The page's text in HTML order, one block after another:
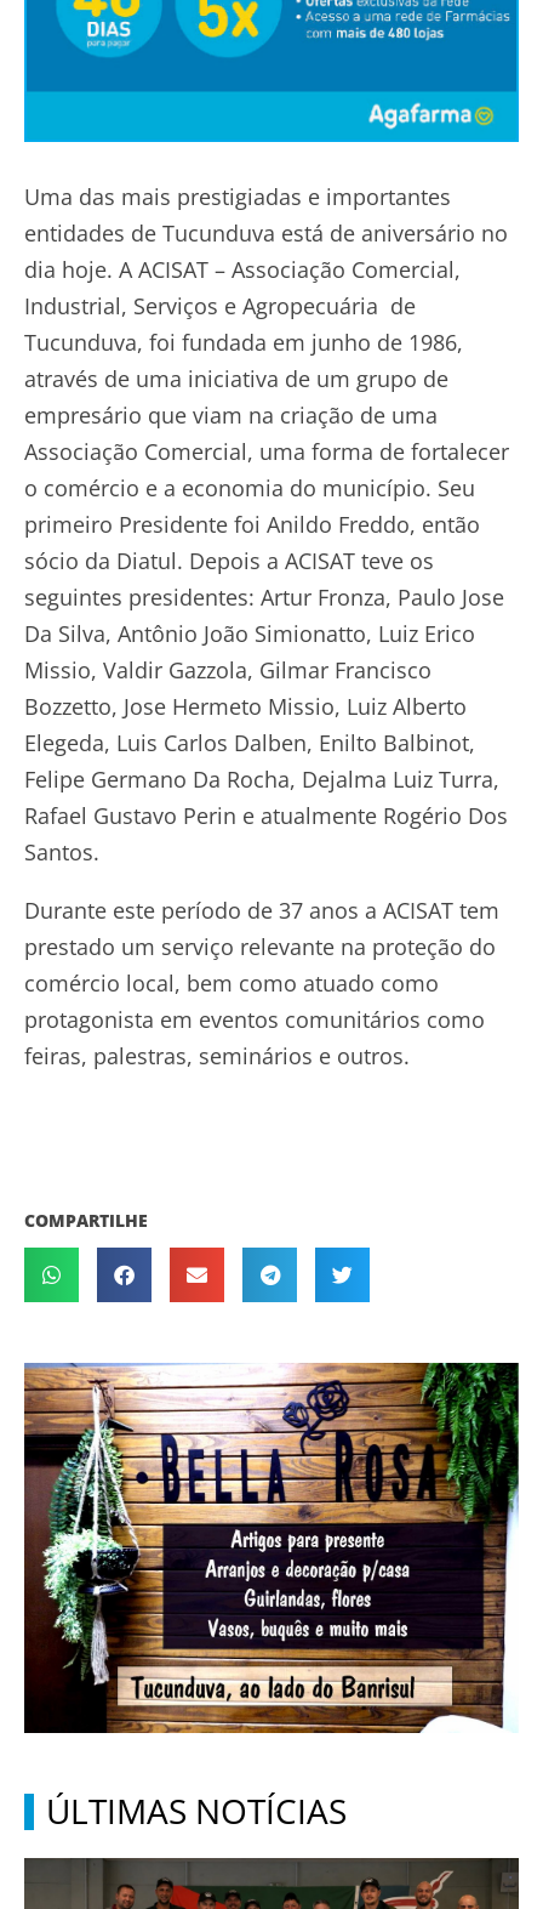
Uma das mais prestigiadas e importantes
entidades de Tucunduva está de aniversário no
dia hoje. A ACISAT – Associação Comercial,
Industrial, Serviços e Agropecuária de
Tucunduva, foi fundada em junho de 1986,
através de uma iniciativa de um grupo de
empresário que viam na criação de uma
Associação Comercial, uma forma de fortalecer
o comércio e a economia do município. Seu
primeiro Presidente foi Anildo Freddo, então
sócio da Diatul. Depois a ACISAT teve os
seguintes presidentes: Artur Fronza, Paulo Jose
Da Silva, Antônio João Simionatto, Luiz Erico
Missio, Valdir Gazzola, Gilmar Francisco
Bozzetto, Jose Hermeto Missio, Luiz Alberto
Elegeda, Luis Carlos Dalben, Enilto Balbinot,
Felipe Germano Da Rocha, Dejalma Luiz Turra,
Rafael Gustavo Perin e atualmente Rogério Dos
Santos.
Durante este período de 37 anos a ACISAT tem
prestado um serviço relevante na proteção do
comércio local, bem como atuado como
protagonista em eventos comunitários como
feiras, palestras, seminários e outros.
COMPARTILHE
ÚLTIMAS NOTÍCIAS